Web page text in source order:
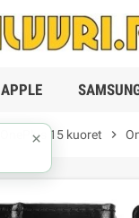
APPLE
OnePlus 15 kuoret chevron_right
×